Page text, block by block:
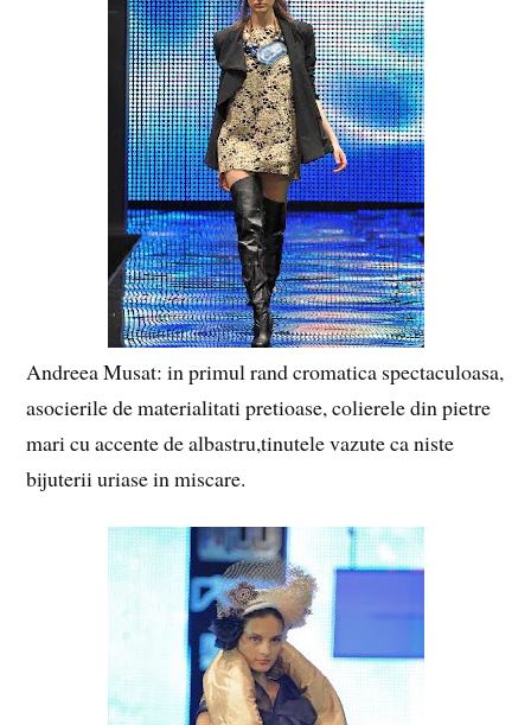
Andreea Musat: in primul rand cromatica spectaculoasa,
asocierile de materialitati pretioase, colierele din pietre
mari cu accente de albastru,tinutele vazute ca niste
bijuterii uriase in miscare.